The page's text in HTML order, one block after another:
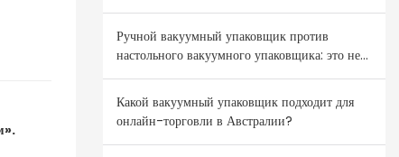
Ручной вакуумный упаковщик против
настольного вакуумного упаковщика: это не
Австралии и Новой Зеландии.
Какой вакуумный упаковщик подходит для
онлайн-торговли в Австралии?